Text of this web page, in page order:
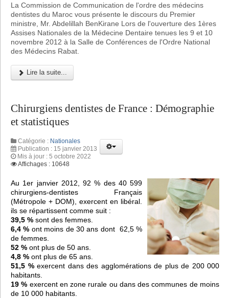
La Commission de Communication de l'ordre des médecins
dentistes du Maroc vous présente le discours du Premier
ministre, Mr. Abdelillah BenKirane Lors de l'ouverture des 1ères
Assises Nationales de la Médecine Dentaire tenues les 9 et 10
novembre 2012 à la Salle de Conférences de l'Ordre National
des Médecins Rabat.
Lire la suite...
Chirurgiens dentistes de France : Démographie
et statistiques
Catégorie : Nationales
Publication : 15 janvier 2013
Mis à jour : 5 octobre 2022
Affichages : 10648
Au 1er janvier 2012, 92 % des 40 599
chirurgiens-dentistes Français
(Métropole + DOM), exercent en libéral.
ils se répartissent comme suit :
39,5 % sont des femmes.
6,4 % ont moins de 30 ans dont 62,5 %
de femmes.
52 % ont plus de 50 ans.
4,8 % ont plus de 65 ans.
51,5 %exercent dans des agglomérations de plus de 200 000
habitants.
19 % exercent en zone rurale ou dans des communes de moins
de 10 000 habitants.